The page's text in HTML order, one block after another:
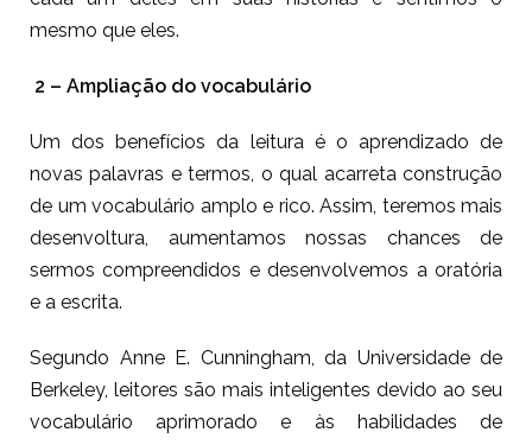
mesmo que eles.
2 – Ampliação do vocabulário
Um dos benefícios da leitura é o aprendizado de
novas palavras e termos, o qual acarreta construção
de um vocabulário amplo e rico. Assim, teremos mais
desenvoltura, aumentamos nossas chances de
sermos compreendidos e desenvolvemos a oratória
e a escrita.
Segundo Anne E. Cunningham, da Universidade de
Berkeley, leitores são mais inteligentes devido ao seu
vocabulário aprimorado e às habilidades de